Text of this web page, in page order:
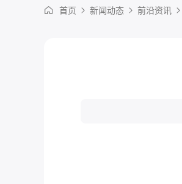
首页 新闻动态 前沿资讯